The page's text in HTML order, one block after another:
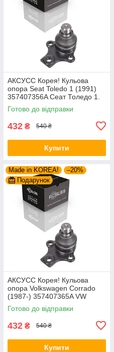
AКСУСС Корея! Кульова
опора Seat Toledo 1 (1991)
357407356A Сеат Толедо 1.
Aксусс Корея - Оригинал!
Готово до відправки
432 ₴ 540 ₴
Купити
Made in KOREA!
–20%
Подарунок
AКСУСС Корея! Кульова
опора Volkswagen Corrado
(1987-) 357407365A VW
Corrado. Aксусс Корея -
Оригинал!
Готово до відправки
432 ₴ 540 ₴
Купити